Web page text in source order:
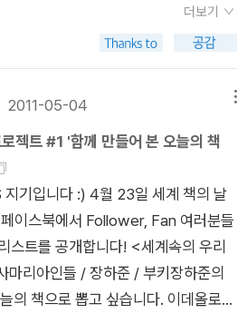
야기 한다. '셋은 좋은 숫자이다. 오직
은 은유는 설명할 필요조차 없다. 당
. 둘이라는 숫자는 불안하다. 일단 둘
그때부터는 자유롭지 못하다. 결국은 첫
하거나 기껏 잘해봤자 덜 나쁜 것을 선
정도면 조금 느긋한 마음으로 일이
다. 가능성이 셋이면 그 일의 무게도
. 진지한 환상에서도 벗어나게 되며,
체중을 양다리에 나눠 싣고 아랫배로
이 가뿐하고 균형 잡기가 쉽다. 혹 넘
없다. 실제로도 내게는 언제나 세번째
않았던 것 같다. 어쨌든 애인이 셋 전
요.현준이 현수의 유치원은 옮기지 않
가까운 곳에 초등학교가 있어서 내
것 같아요.좋은 소식은 여기까지에요.
요.전셋돈이 하도 많이 올라서 결국엔
어요. 이제 대출금 상환을 위해서 허리
같아요.ㅜㅜ현준이 태권도장은 너무
요. 유치원 차량은 그곳까지 운행을
악해서 타지역까지 온다는 게 무리일
가볍게 지나갔던 수두를 다시 앓고 있
기가 올라오는 곳도 현수의 반의반의
애 데리고 이집 저집 또 열심히 보러 다
한 곳을 잡아 계약했구요.또 오늘 있
더보기
2011-05-04
젝트 #1 '함께 만들어 본 오늘의 책
지기입니다 :) 4월 23일 세계 책의 날
이스북에서 Follower, Fan 여러분들
스트를 공개합니다! <세계속의 우리
마리아인들 / 장하준 / 부키장하준의
의 책으로 뽑고 싶습니다. 이데올로기